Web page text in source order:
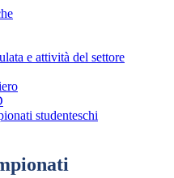
e attività del settore
studenteschi